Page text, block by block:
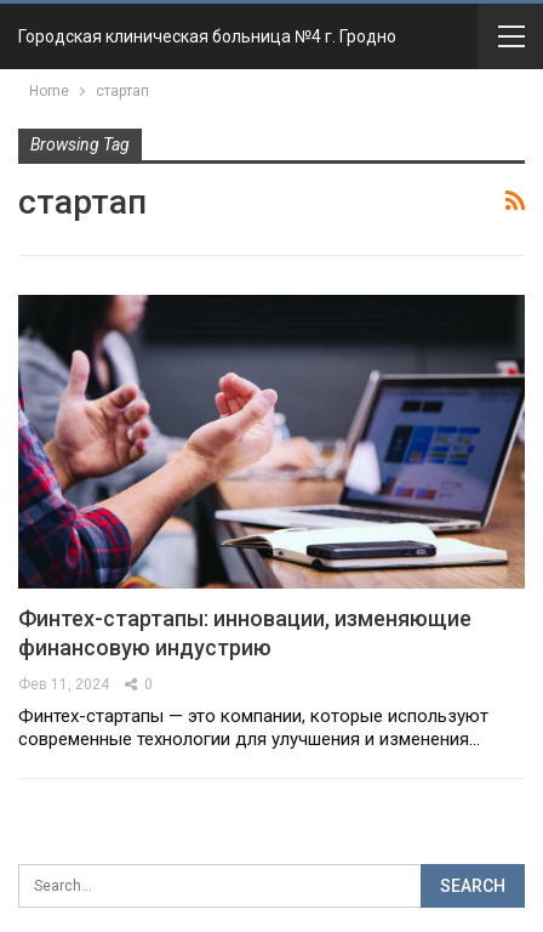
Городская клиническая больница №4 г. Гродно
Home стартап
Browsing Tag
стартап
Финтех-стартапы: инновации, изменяющие
финансовую индустрию
Фев 11, 2024 0
Финтех-стартапы — это компании, которые используют
современные технологии для улучшения и изменения…